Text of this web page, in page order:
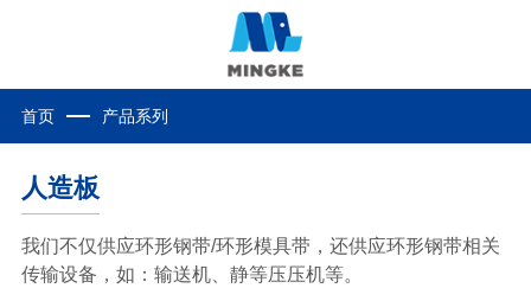
首页 产品系列
人造板
我们不仅供应环形钢带/环形模具带，还供应环形钢带相关
传输设备，如：输送机、静等压压机等。